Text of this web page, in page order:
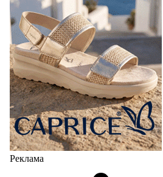
Реклама